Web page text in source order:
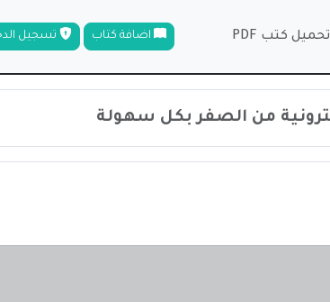
تحميل كتب PDF
من الصفر بكل سهولة